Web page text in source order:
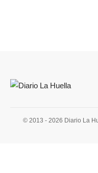
© 2013 - 2026 Diario La